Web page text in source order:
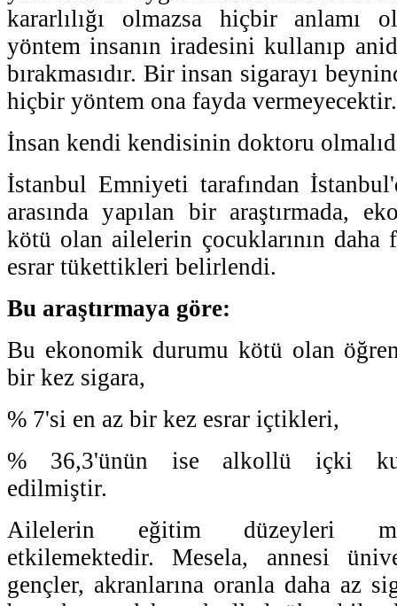
kararlılığı olmazsa hiçbir anlamı
yöntem insanın iradesini kullanıp
bırakmasıdır. Bir insan sigarayı
hiçbir yöntem ona fayda vermeyecektir.
İnsan kendi kendisinin doktoru
İstanbul Emniyeti tarafından
arasında yapılan bir araştırmada,
kötü olan ailelerin çocuklarının daha
esrar tükettikleri belirlendi.
Bu araştırmaya göre:
Bu ekonomik durumu kötü olan
bir kez sigara,
% 7'si en az bir kez esrar içtikleri,
% 36,3'ünün ise alkollü içki
edilmiştir.
Ailelerin eğitim düzeyleri
etkilemektedir. Mesela, annesi
gençler, akranlarına oranla daha az